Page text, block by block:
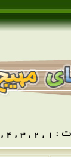
:
1
,
2
,
3
,
4
,